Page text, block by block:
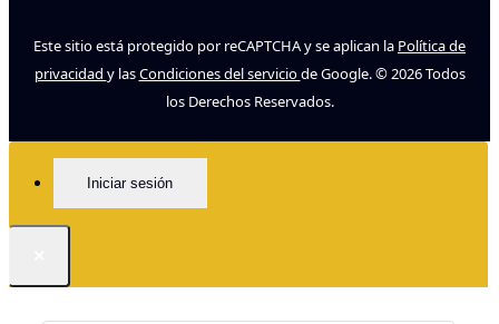
Este sitio está protegido por reCAPTCHA y se aplican la Política de
privacidad y lasCondiciones del serviciode Google. © 2026 Todos
los Derechos Reservados.
Iniciar sesión